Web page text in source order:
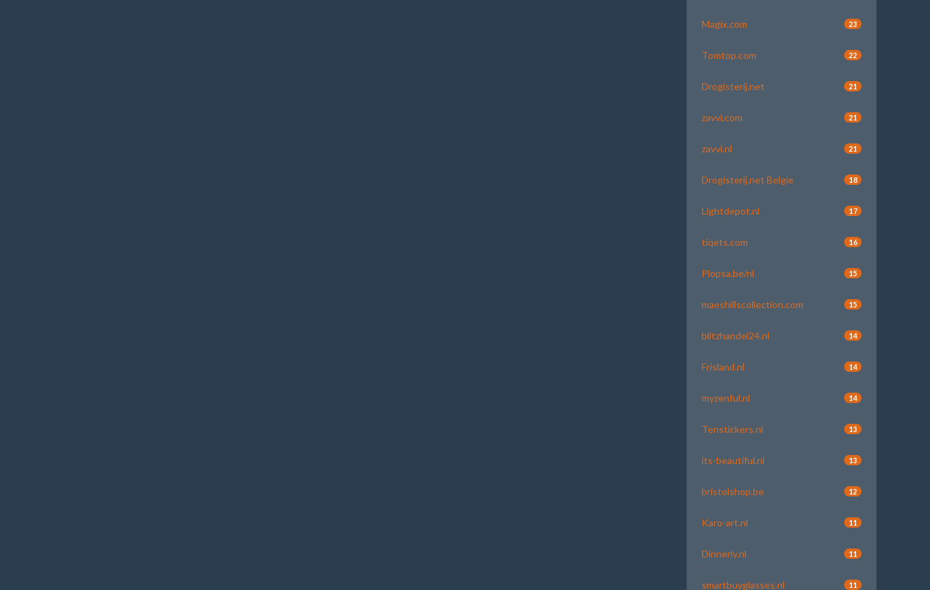
Magix.com 23
Tomtop.com 22
Drogisterij.net 21
zavvi.com 21
zavvi.nl 21
Drogisterij.net Belgie 18
Lightdepot.nl 17
tiqets.com 16
Plopsa.be/nl 15
maeshillscollection.com 15
blitzhandel24.nl 14
Frisland.nl 14
myzenful.nl 14
Tenstickers.nl 13
its-beautiful.nl 13
bristolshop.be 12
Karo-art.nl 11
Dinnerly.nl 11
smartbuyglasses.nl 11